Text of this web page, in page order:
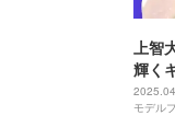
上智
輝く
ツコ
モデル